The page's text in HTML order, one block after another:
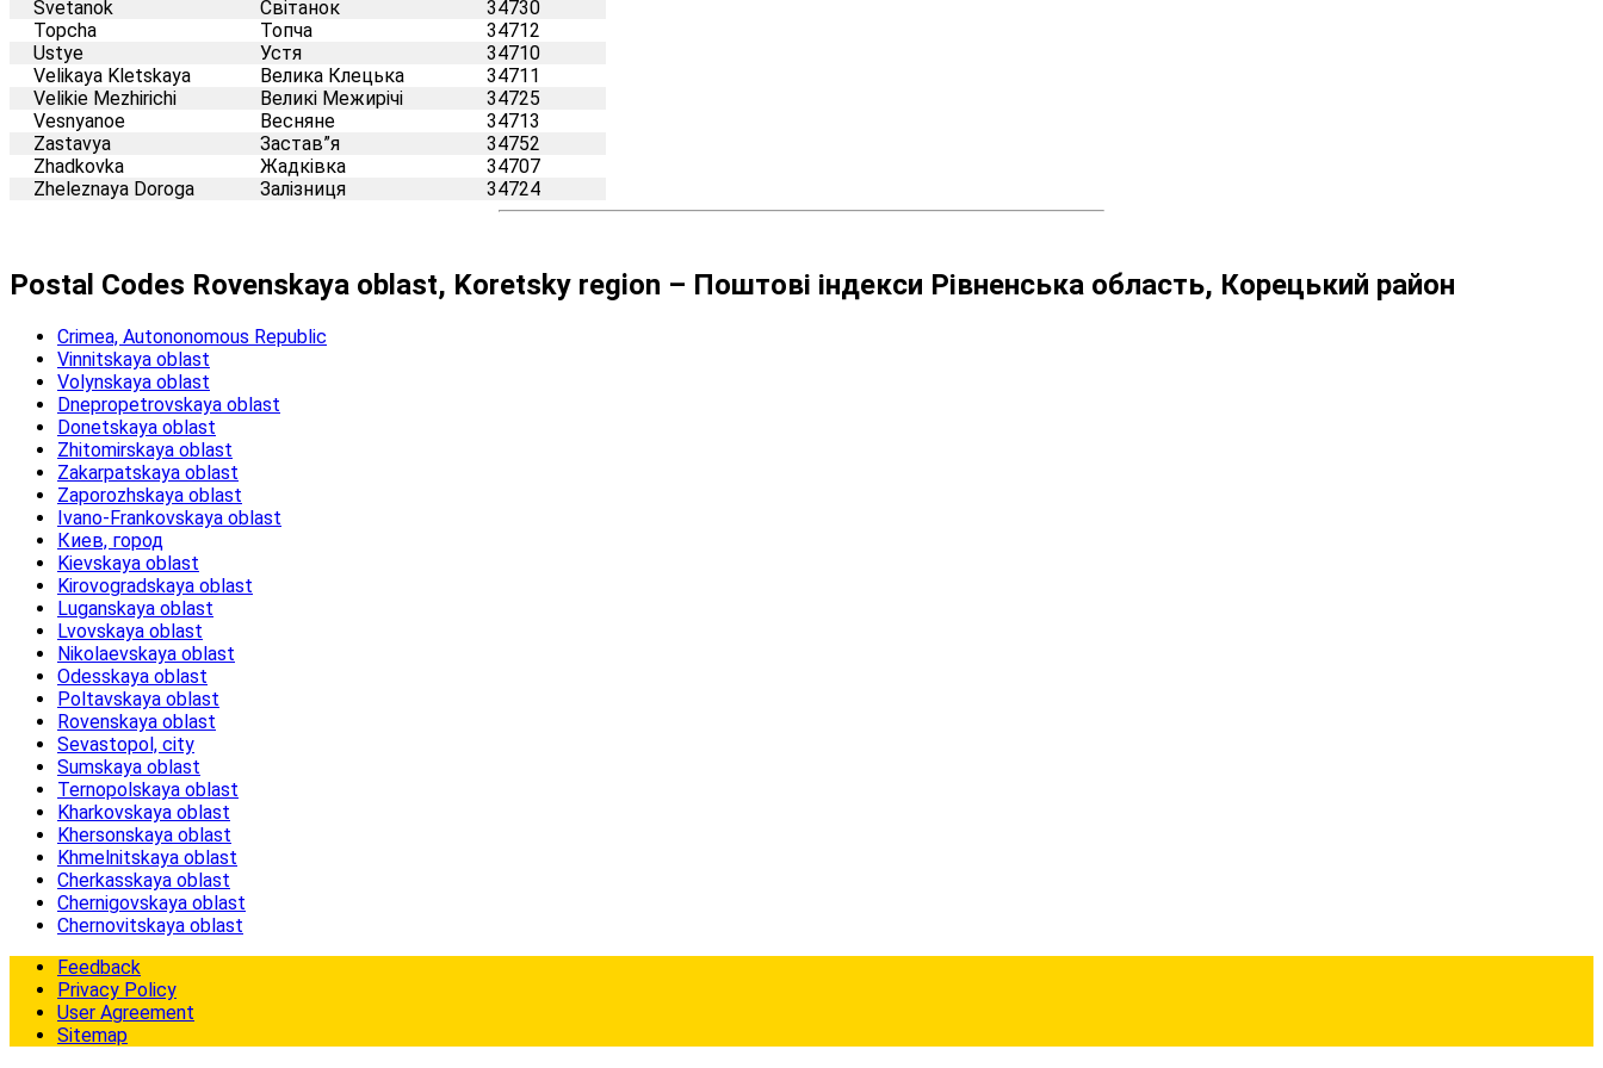
Svetanok
Світанок
34730
Topcha
Топча
34712
Ustye
Устя
34710
Velikaya Kletskaya
Велика Клецька
34711
Velikie Mezhirichi
Великі Межирічі
34725
Vesnyanoe
Весняне
34713
Zastavya
Застав”я
34752
Zhadkovka
Жадківка
34707
Zheleznaya Doroga
Залізниця 34724
Postal Codes Rovenskaya oblast, Koretsky region – Поштові індекси Рівненська область, Корецький район
Crimea, Autononomous Republic
Vinnitskaya oblast
Volynskaya oblast
Dnepropetrovskaya oblast
Donetskaya oblast
Zhitomirskaya oblast
Zakarpatskaya oblast
Zaporozhskaya oblast
Ivano-Frankovskaya oblast
Киев, город
Kievskaya oblast
Kirovogradskaya oblast
Luganskaya oblast
Lvovskaya oblast
Nikolaevskaya oblast
Odesskaya oblast
Poltavskaya oblast
Rovenskaya oblast
Sevastopol, city
Sumskaya oblast
Ternopolskaya oblast
Kharkovskaya oblast
Khersonskaya oblast
Khmelnitskaya oblast
Cherkasskaya oblast
Chernigovskaya oblast
Chernovitskaya oblast
Feedback
Privacy Policy
User Agreement
Sitemap